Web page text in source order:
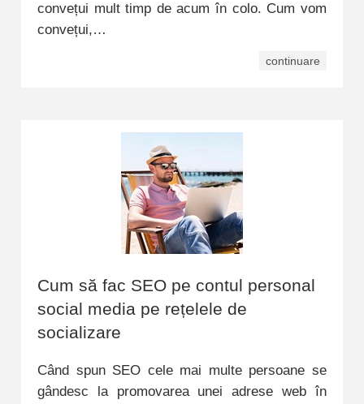
convețui mult timp de acum în colo. Cum vom
convețui,…
continuare
Cum să fac SEO pe contul personal
social media pe rețelele de
socializare
Când spun SEO cele mai multe persoane se
gândesc la promovarea unei adrese web în